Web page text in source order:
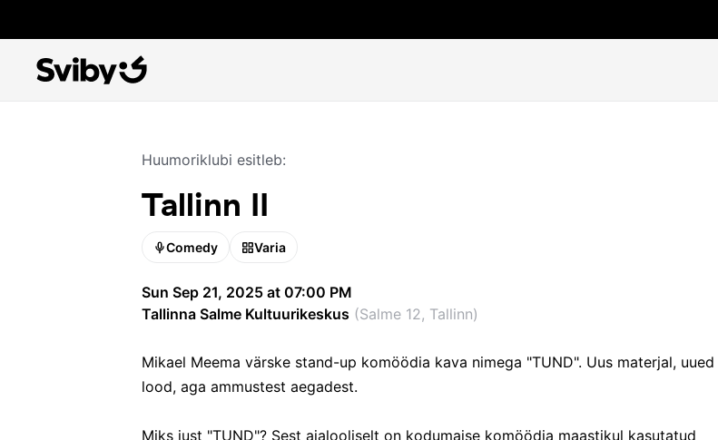
Huumoriklubi esitleb:
Tallinn II
Comedy Varia
Sun Sep 21, 2025 at 07:00 PM
Tallinna Salme Kultuurikeskus (Salme 12, Tallinn)
Mikael Meema värske stand-up komöödia kava nimega "TUND". Uus materjal, uued
lood, aga ammustest aegadest.
Miks just "TUND"? Sest ajalooliselt on kodumaise komöödia maastikul kasutatud